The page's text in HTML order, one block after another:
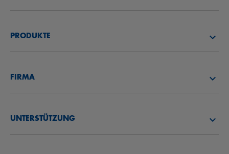
PRODUKTE
FIRMA
UNTERSTÜTZUNG